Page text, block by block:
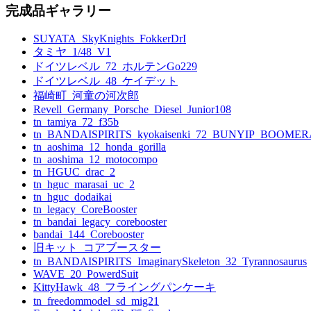
完成品ギャラリー
SUYATA_SkyKnights_FokkerDrI
タミヤ_1/48_V1
ドイツレベル_72_ホルテンGo229
ドイツレベル_48_ケイデット
福崎町_河童の河次郎
Revell_Germany_Porsche_Diesel_Junior108
tn_tamiya_72_f35b
tn_aoshima_12_honda_gorilla
tn_aoshima_12_motocompo
tn_HGUC_drac_2
tn_hguc_marasai_uc_2
tn_hguc_dodaikai
tn_legacy_CoreBooster
tn_bandai_legacy_corebooster
bandai_144_Corebooster
旧キット_コアブースター
tn_BANDAISPIRITS_ImaginarySkeleton_32_Tyrannosaurus
WAVE_20_PowerdSuit
KittyHawk_48_フライングパンケーキ
tn_freedommodel_sd_mig21